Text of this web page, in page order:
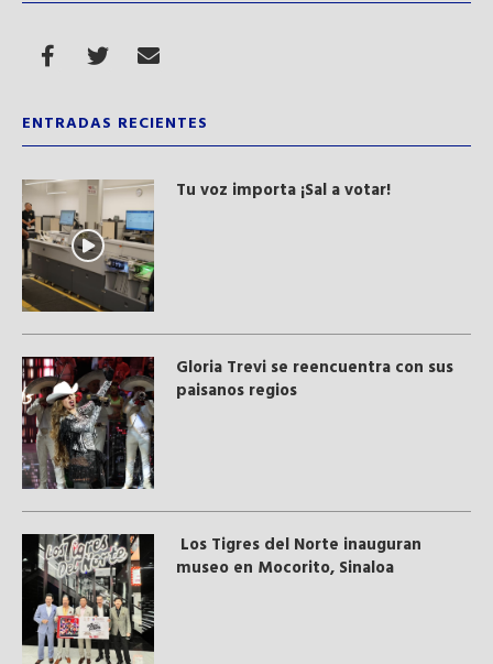
ENTRADAS RECIENTES
Tu voz importa ¡Sal a votar!
Gloria Trevi se reencuentra con sus
paisanos regios
Los Tigres del Norte inauguran
museo en Mocorito, Sinaloa